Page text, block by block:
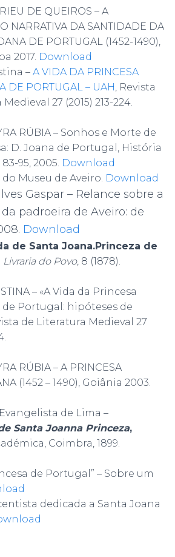
r
:
DE QUEIROS – A
NARRATIVA DA SANTIDADE DA
DE PORTUGAL (1452-1490),
2017. Download
– A VIDA DA PRINCESA
DE PORTUGAL – UAH, Revista
27 (2015) 213-224.
RÚBIA – Sonhos e Morte de
D. Joana de Portugal, História
83-95, 2005. Download
Museu de Aveiro. Download
Gaspar – Relance sobre a
padroeira de Aveiro: de
Download
de Santa Joana.Princeza de
Livraria do Povo, 8 (1878).
– «A Vida da Princesa
de Portugal: hipóteses de
de Literatura Medieval 27
RÚBIA – A PRINCESA
(1452 – 1490), Goiânia 2003.
de Lima –
Santa Joanna Princeza,
Coimbra, 1899.
de Portugal” – Sobre um
dedicada a Santa Joana